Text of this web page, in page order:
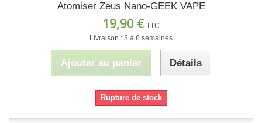
Atomiser Zeus Nano-GEEK VAPE
19,90 € TTC
Livraison : 3 à 6 semaines
Ajouter au panier Détails
Rupture de stock